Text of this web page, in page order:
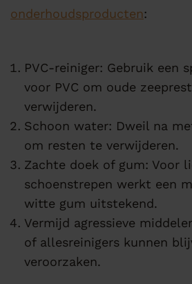
onderhoudsproducten:
PVC-reiniger: Gebruik een
voor PVC om oude
verwijderen.
Schoon water: Dweil na
om resten te verwijderen.
Zachte doek of gum: Voor
schoenstrepen werkt een
witte gum uitstekend.
Vermijd agressieve
of allesreinigers kunnen
veroorzaken.